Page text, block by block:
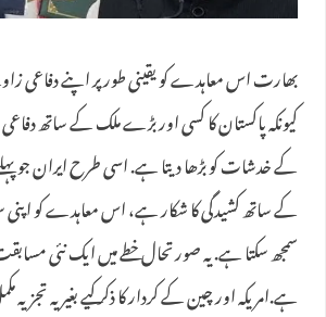
بھارت اس معاہدے کو یقینی طور پر اپنے دفاعی
کیونکہ پاکستان کا کسی اور بڑے ملک کے ساتھ
کے خدشات کو بڑھا دیتا ہے. اسی طرح ایران جو
کے ساتھ کشیدگی کا شکار ہے، اس معاہدے کو
سمجھ سکتا ہے. یہ صورتحال خطے میں ایک نئی
ہے.امریکہ اور چین کے کردار کا ذکر کیے بغیر یہ تجزیہ